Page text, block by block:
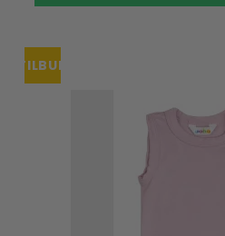
TILBUD